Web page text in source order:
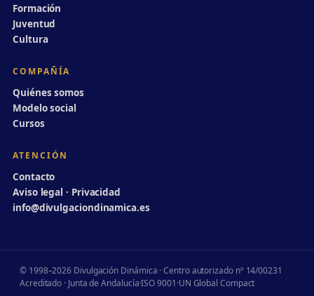
Formación
Juventud
Cultura
COMPAÑÍA
Quiénes somos
Modelo social
Cursos
ATENCIÓN
Contacto
Aviso legal · Privacidad
info@divulgaciondinamica.es
© 1998–2026 Divulgación Dinámica · Centro autorizado nº 14/00231
Acreditado · Junta de Andalucía·ISO 9001·UN Global Compact